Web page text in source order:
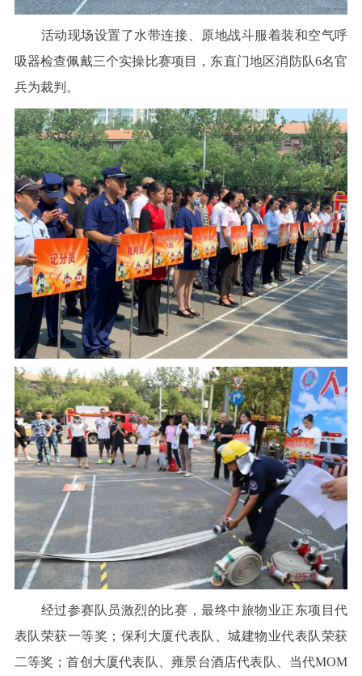
活动现场设置了水带连接、原地战斗服着装和空气呼
吸器检查佩戴三个实操比赛项目，东直门地区消防队6名官
兵为裁判。
经过参赛队员激烈的比赛，最终中旅物业正东项目代
表队荣获一等奖；保利大厦代表队、城建物业代表队荣获
二等奖；首创大厦代表队、雍景台酒店代表队、当代MOM